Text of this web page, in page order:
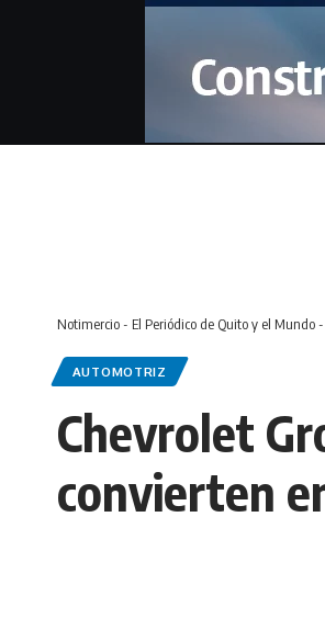
Notimercio - El Periódico de Quito y el Mundo
AUTOMOTRIZ
Chevrolet
convierten